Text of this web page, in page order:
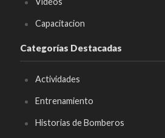
Capacitacion
Categorías Destacadas
Actividades
Entrenamiento
Historias de Bomberos